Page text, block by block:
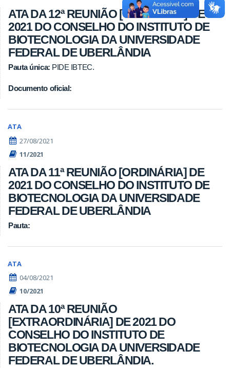
ATA DA 12ª REUNIÃO [ORDINÁRIA] DE
2021 DO CONSELHO DO INSTITUTO DE
BIOTECNOLOGIA DA UNIVERSIDADE
FEDERAL DE UBERLÂNDIA
Pauta única: PIDE IBTEC.
Documento oficial:
ATA
27/08/2021
11/2021
ATA DA 11ª REUNIÃO [ORDINÁRIA] DE
2021 DO CONSELHO DO INSTITUTO DE
BIOTECNOLOGIA DA UNIVERSIDADE
FEDERAL DE UBERLÂNDIA
Pauta:
ATA
04/08/2021
10/2021
ATA DA 10ª REUNIÃO
[EXTRAORDINÁRIA] DE 2021 DO
CONSELHO DO INSTITUTO DE
BIOTECNOLOGIA DA UNIVERSIDADE
FEDERAL DE UBERLÂNDIA.